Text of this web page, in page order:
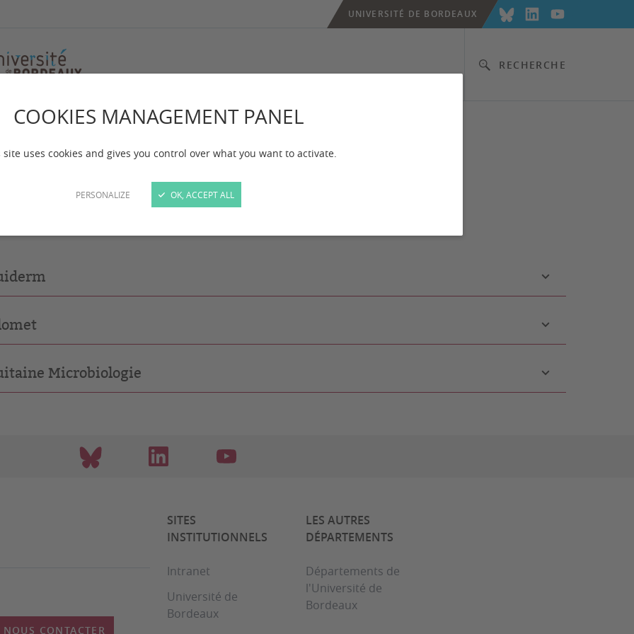
COOKIES MANAGEMENT PANEL
site uses cookies and gives you control over what you want to activate.
PERSONALIZE OK, ACCEPT ALL
RECHERCHE
UNIVERSITÉ DE BORDEAUX
de transfert
Microbiologie
NOUS CONTACTER
SITES
INSTITUTIONNELS
Intranet
Université de
Bordeaux
LES AUTRES
DÉPARTEMENTS
Départements de
l'Université de
Bordeaux